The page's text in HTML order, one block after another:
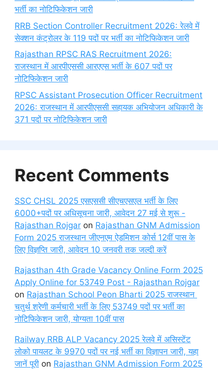
भर्ती का नोटिफिकेशन जारी
RRB Section Controller Recruitment 2026: रेलवे में
सेक्शन कंट्रोलर के 119 पदों पर भर्ती का नोटिफिकेशन जारी
Rajasthan RPSC RAS Recruitment 2026:
राजस्थान में आरपीएससी आरएएस भर्ती के 607 पदों पर
नोटिफिकेशन जारी
RPSC Assistant Prosecution Officer Recruitment
2026: राजस्थान में आरपीएससी सहायक अभियोजन अधिकारी के
371 पदों पर नोटिफिकेशन जारी
Recent Comments
SSC CHSL 2025 एसएससी सीएचएसएल भर्ती के लिए
6000+पदों पर अधिसूचना जारी, आवेदन 27 मई से शुरू -
Rajasthan Rojgar on Rajasthan GNM Admission
Form 2025 राजस्थान जीएनएम ऐडमिशन कोर्स 12वीं पास के
लिए विज्ञप्ति जारी, आवेदन 10 जनवरी तक जल्दी करें
Rajasthan 4th Grade Vacancy Online Form 2025
Apply Online for 53749 Post - Rajasthan Rojgar
on Rajasthan School Peon Bharti 2025 राजस्थान
चतुर्थ श्रेणी कर्मचारी भर्ती के लिए 53749 पदों पर भर्ती का
नोटिफिकेशन जारी, योग्यता 10वीं पास
Railway RRB ALP Vacancy 2025 रेलवे में असिस्टेंट
लोको पायलट के 9970 पदों पर नई भर्ती का विज्ञापन जारी, यहा
जानें पूरी on Rajasthan GNM Admission Form 2025